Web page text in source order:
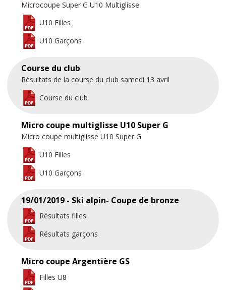
Microcoupe Super G U10 Multiglisse
U10 Filles
U10 Garçons
Course du club
Résultats de la course du club samedi 13 avril
Course du club
Micro coupe multiglisse U10 Super G
Micro coupe multiglisse U10 Super G
U10 Filles
U10 Garçons
19/01/2019 - Ski alpin- Coupe de bronze
Résultats filles
Résultats garçons
Micro coupe Argentière GS
Filles U8